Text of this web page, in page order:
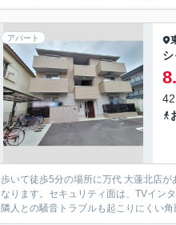
アパート
歩いて徒歩5分の場所に万代 大蓮北店
なります。セキュリティ面は、TVイン
隣人との騒音トラブルも起こりにくい